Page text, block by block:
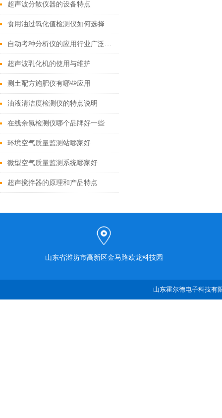
超声波分散仪器的设备特点
食用油过氧化值检测仪如何选择
自动考种分析仪的应用行业广泛「霍尔德仪器推荐」
超声波乳化机的使用与维护
测土配方施肥仪有哪些应用
油液清洁度检测仪的特点说明
在线余氯检测仪哪个品牌好一些
环境空气质量监测站哪家好
微型空气质量监测系统哪家好
超声搅拌器的原理和产品特点
山东省潍坊市高新区金马路欧龙科技园
山东霍尔德电子科技有